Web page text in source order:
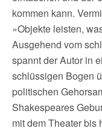
kommen kann.
»Objekte leisten,
Ausgehend vom
spannt der Autor in
schlüssigen Bogen
politischen
Shakespeares
mit dem Theater bis